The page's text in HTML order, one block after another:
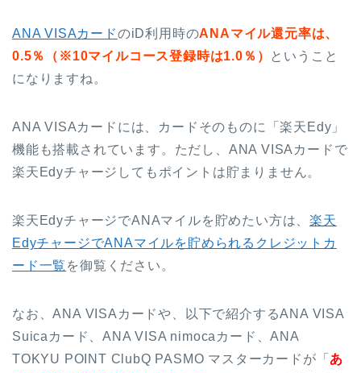
ANA VISAカードのiD利用時のANAマイル還元率は、
0.5％（※10マイルコース登録時は1.0％）
ということ
になりますね。
ANA VISAカードには、カードそのものに「楽天Edy」
機能も搭載されています。ただし、ANA VISAカードで
楽天Edyチャージしてもポイントは貯まりません。
楽天EdyチャージでANAマイルを貯めたい方は、楽天
EdyチャージでANAマイルを貯められるクレジットカ
ード一覧 を御覧ください。
なお、ANA VISAカードや、以下で紹介するANA VISA
Suicaカード、ANA VISA nimocaカード、ANA
TOKYU POINT ClubQ PASMO マスターカードが「 あ